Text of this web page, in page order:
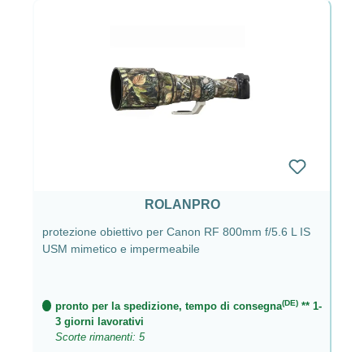
ROLANPRO
protezione obiettivo per Canon RF 800mm f/5.6 L IS
USM mimetico e impermeabile
pronto per la spedizione, tempo di consegna(DE)** 1-
3 giorni lavorativi
Scorte rimanenti: 5